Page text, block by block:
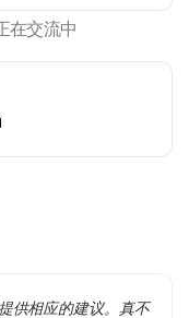
在交流中
供相应的建议。真不